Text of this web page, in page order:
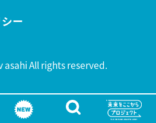
ー
asahi All rights reserved.